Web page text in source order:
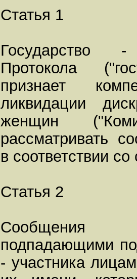
Статья 1
Государство
Протокола
признает
ликвидации
женщин
рассматривать
в соответствии со
Статья 2
Сообщения
подпадающими
- участника